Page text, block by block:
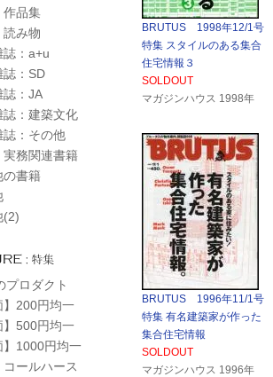
作品集
読み物
誌：a+u
誌：SD
誌：JA
誌：建築文化
誌：その他
実務関連書籍
の書籍
(2)
プロダクト
】200円均一
】500円均一
】1000円均一
コールハース
BRUTUS 1998年12/1号
特集 スタイルのある集合
住宅情報３
SOLDOUT
マガジンハウス 1998年
BRUTUS 1996年11/1号
特集 有名建築家が作った
集合住宅情報
SOLDOUT
マガジンハウス 1996年